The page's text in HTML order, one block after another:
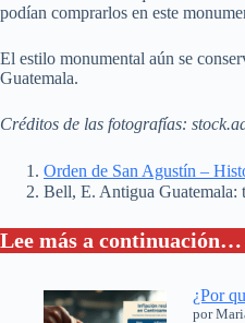
podían comprarlos en este
El estilo monumental aún se
Guatemala.
Créditos de las fotografías:
Orden de San Agustín –
Bell, E. Antigua Guatemala:
Lee más a continuación…
¿Por
por